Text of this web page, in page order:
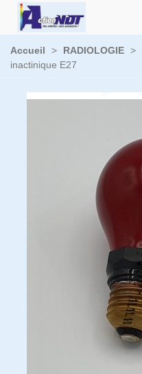
Accueil > RADIOLOGIE >
inactinique E27